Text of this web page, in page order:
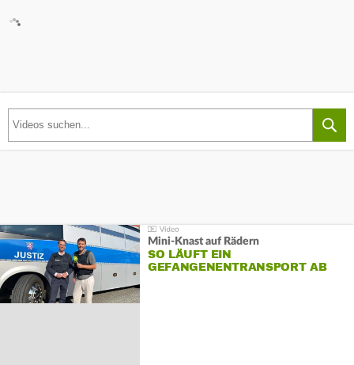
Mini-Knast auf Rädern
SO LÄUFT EIN
GEFANGENENTRANSPORT AB